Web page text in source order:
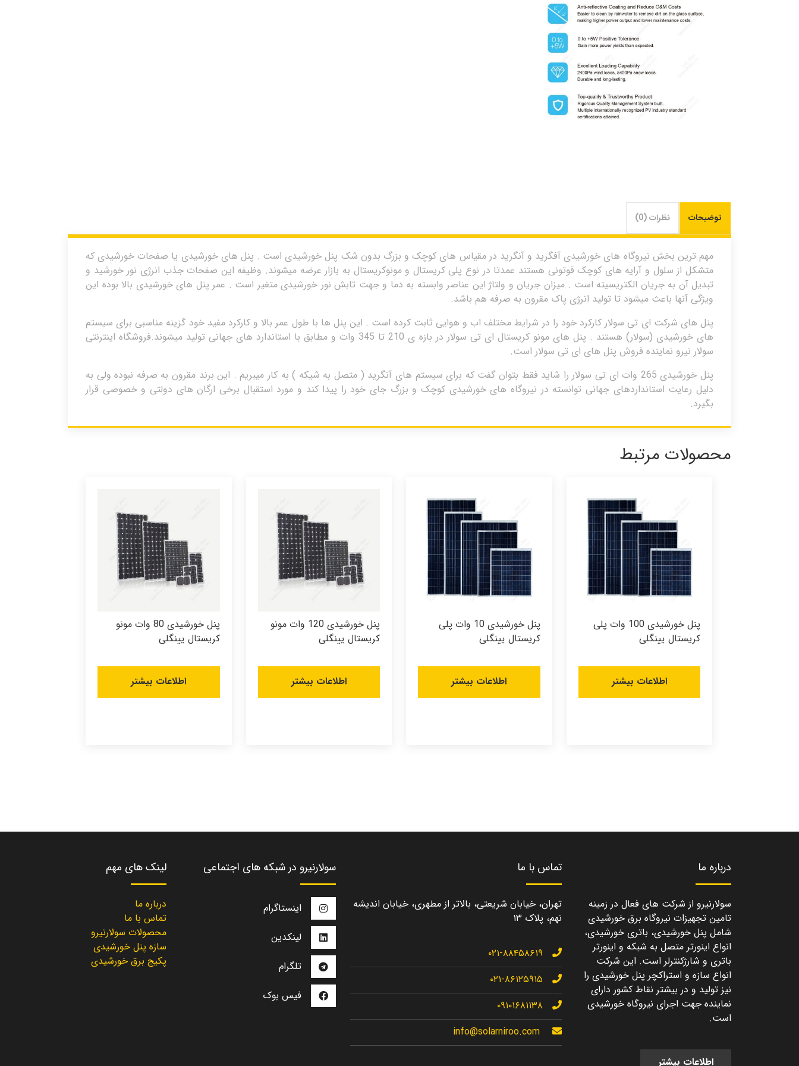
توضیحات نظرات (0)
مهم ترین بخش نیروگاه های خورشیدی آفگرید و آنگرید در مقیاس های کوچک و بزرگ بدون شک پنل خورشیدی است . پنل های خورشیدی یا صفحات خورشیدی که
متشکل از سلول و آرایه های کوچک فوتونی هستند عمدتا در نوع پلی کریستال و مونوکریستال به بازار عرضه میشوند. وظیفه این صفحات جذب انرژی نور خورشید و
تبدیل آن به جریان الکتریسیته است . میزان جریان و ولتاژ این عناصر وابسته به دما و جهت تابش نور خورشیدی متغیر است . عمر پنل های خورشیدی بالا بوده این
ویژگی آنها باعث میشود تا تولید انرژی پاک مقرون به صرفه هم باشد.
پنل های شرکت ای تی سولار کارکرد خود را در شرایط مختلف اب و هوایی ثابت کرده است . این پنل ها با طول عمر بالا و کارکرد مفید خود گزینه مناسبی برای سیستم
های خورشیدی (سولار) هستند . پنل های مونو کریستال ای تی سولار در بازه ی 210 تا 345 وات و مطابق با استاندارد های جهانی تولید میشوند.فروشگاه اینترنتی
سولار نیرو نماینده فروش پنل های ای تی سولار است.
پنل خورشیدی 265 وات ای تی سولار را شاید فقط بتوان گفت که برای سیستم های آنگرید ( متصل به شیکه ) به کار میبریم . این برند مقرون به صرفه نبوده ولی به
دلیل رعایت استانداردهای جهانی توانسته در نیروگاه های خورشیدی کوچک و بزرگ جای خود را پیدا کند و مورد استقبال برخی ارگان های دولتی و خصوصی قرار
بگیرد.
محصولات مرتبط
پنل خورشیدی 100 وات پلی
کریستال یینگلی
اطلاعات بیشتر
پنل خورشیدی 10 وات پلی
کریستال یینگلی
اطلاعات بیشتر
پنل خورشیدی 120 وات مونو
کریستال یینگلی
اطلاعات بیشتر
پنل خورشیدی 80 وات مونو
کریستال یینگلی
اطلاعات بیشتر
درباره ما
سولارنیرو از شرکت های فعال در زمینه
تامین تجهیزات نیروگاه برق خورشیدی
شامل پنل خورشیدی، باتری خورشیدی،
انواع اینورتر متصل به شبکه و اینورتر
باتری و شارژکنترلر است. این شرکت
انواع سازه و استراکچر پنل خورشیدی را
نیز تولید و در بیشتر نقاط کشور دارای
نماینده جهت اجرای نیروگاه خورشیدی
است.
اطلاعات بیشتر
تماس با ما
تهران، خیابان شریعتی، بالاتر از مطهری، خیابان اندیشه
نهم، پلاک ۱۳
۰۲۱-۸۸۴۵۸۶۱۹
۰۲۱-۸۶۱۲۵۹۱۵
۰۹۱۰۱۶۸۱۱۳۸
info@solarniroo.com
سولارنیرو در شبکه های اجتماعی
اینستاگرام
لینکدین
تلگرام
فیس بوک
لینک های مهم
درباره ما
تماس با ما
محصولات سولارنیرو
سازه پنل خورشیدی
پکیج برق خورشیدی